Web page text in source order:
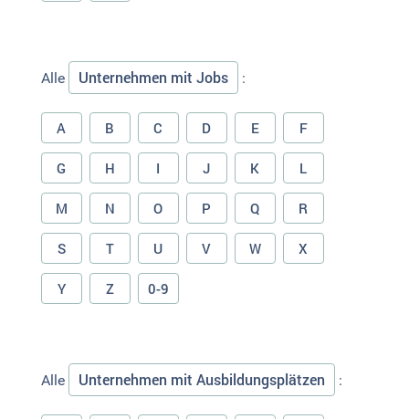
Alle Unternehmen mit Jobs :
A B C D E F
G H I J K L
M N O P Q R
S T U V W X
Y Z 0-9
Alle Unternehmen mit Ausbildungsplätzen :